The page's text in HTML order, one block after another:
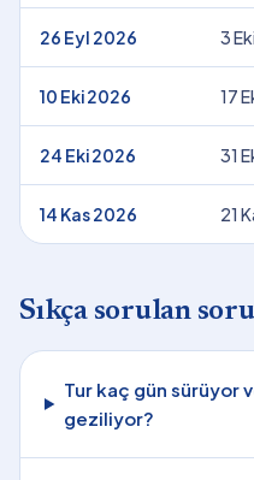
26 Eyl 2026 3
10 Eki 2026 17
24 Eki 2026 31
14 Kas 2026 21
Sıkça sorulan
Tur kaç gün sürüyor
geziliyor?